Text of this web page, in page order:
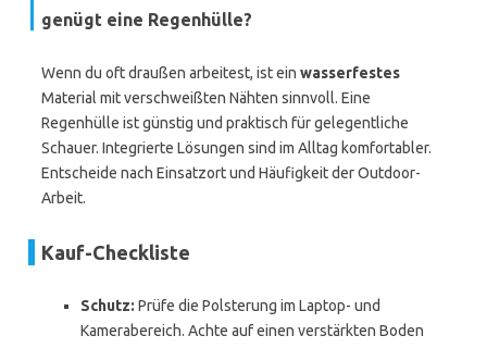
genügt eine Regenhülle?
Wenn du oft draußen arbeitest, ist ein wasserfestes
Material mit verschweißten Nähten sinnvoll. Eine
Regenhülle ist günstig und praktisch für gelegentliche
Schauer. Integrierte Lösungen sind im Alltag komfortabler.
Entscheide nach Einsatzort und Häufigkeit der Outdoor-
Arbeit.
Kauf-Checkliste
Schutz: Prüfe die Polsterung im Laptop- und
Kamerabereich. Achte auf einen verstärkten Boden